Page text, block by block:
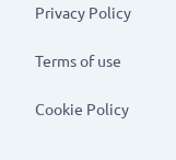
Privacy Policy
Terms of use
Cookie Policy